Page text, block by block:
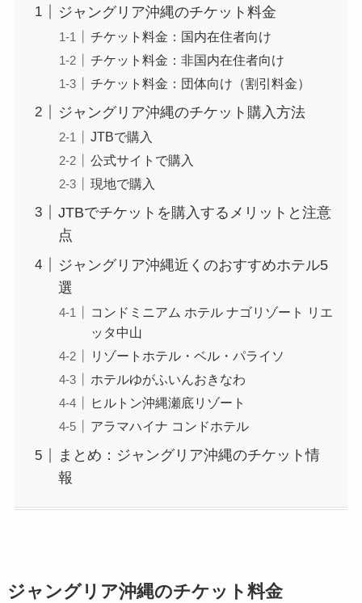
ジャングリア沖縄のチケット料金
チケット料金：国内在住者向け
チケット料金：非国内在住者向け
チケット料金：団体向け（割引料金）
ジャングリア沖縄のチケット購入方法
JTBで購入
公式サイトで購入
現地で購入
JTBでチケットを購入するメリットと注意
点
ジャングリア沖縄近くのおすすめホテル5
選
コンドミニアム ホテル ナゴリゾート リエ
ッタ中山
リゾートホテル・ベル・パライソ
ホテルゆがふいんおきなわ
ヒルトン沖縄瀬底リゾート
アラマハイナ コンドホテル
まとめ：ジャングリア沖縄のチケット情
報
ジャングリア沖縄のチケット料金